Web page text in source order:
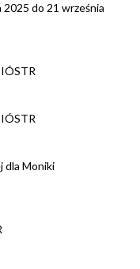
do 21 września
dla Moniki